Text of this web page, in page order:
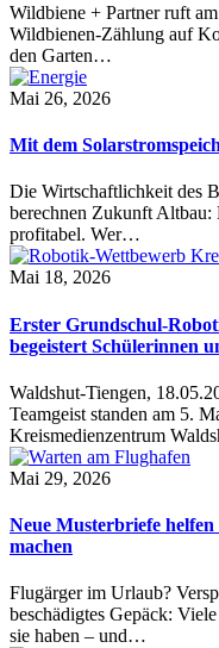
Wildbiene + Partner ruft
Wildbienen-Zählung auf
den Garten…
Mai 26, 2026
Mit dem
Die Wirtschaftlichkeit des
berechnen Zukunft Altbau:
profitabel. Wer…
Mai 18, 2026
Erster Grundschul-
begeistert Schülerinnen
Waldshut-Tiengen,
Teamgeist standen am 5.
Kreismedienzentrum
Mai 29, 2026
Neue Musterbriefe helfen
machen
Flugärger im Urlaub?
beschädigtes Gepäck:
sie haben – und…